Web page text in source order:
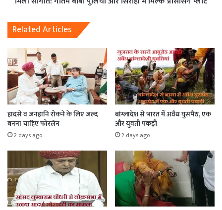
Related Articles
हादसे व जनहानि रोकने के लिए जल्द
बनना चाहिए फोरलेन
2 days ago
बांग्लादेश से भारत में अवैध घुसपैठ, एक
और युवती पकड़ी
2 days ago